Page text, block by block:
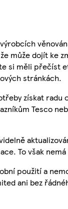
může dojít ke
si měli přečíst
stránkách.
získat radu
Tesco
To však
použití a
ani bez